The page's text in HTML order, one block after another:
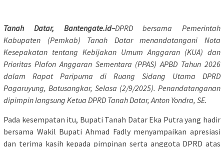
Tanah Datar, Bantengate.id–DPRD bersama Pemerintah
Kabupaten (Pemkab) Tanah Datar menandatangani Nota
Kesepakatan tentang Kebijakan Umum Anggaran (KUA) dan
Prioritas Plafon Anggaran Sementara (PPAS) APBD Tahun 2026
dalam Rapat Paripurna di Ruang Sidang Utama DPRD
Pagaruyung, Batusangkar, Selasa (2/9/2025). Penandatanganan
dipimpin langsung Ketua DPRD Tanah Datar, Anton Yondra, SE.
Pada kesempatan itu, Bupati Tanah Datar Eka Putra yang hadir
bersama Wakil Bupati Ahmad Fadly menyampaikan apresiasi
dan terima kasih kepada pimpinan serta anggota DPRD atas